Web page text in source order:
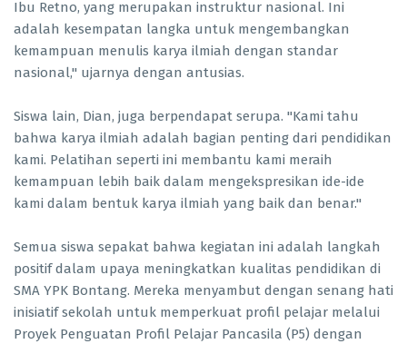
Ibu Retno, yang merupakan instruktur nasional. Ini
adalah kesempatan langka untuk mengembangkan
kemampuan menulis karya ilmiah dengan standar
nasional," ujarnya dengan antusias.
Siswa lain, Dian, juga berpendapat serupa. "Kami tahu
bahwa karya ilmiah adalah bagian penting dari pendidikan
kami. Pelatihan seperti ini membantu kami meraih
kemampuan lebih baik dalam mengekspresikan ide-ide
kami dalam bentuk karya ilmiah yang baik dan benar."
Semua siswa sepakat bahwa kegiatan ini adalah langkah
positif dalam upaya meningkatkan kualitas pendidikan di
SMA YPK Bontang. Mereka menyambut dengan senang hati
inisiatif sekolah untuk memperkuat profil pelajar melalui
Proyek Penguatan Profil Pelajar Pancasila (P5) dengan